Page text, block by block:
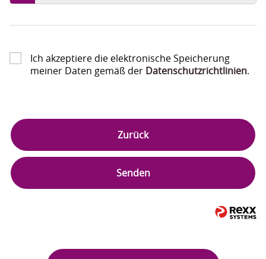
Ich akzeptiere die elektronische Speicherung
meiner Daten gemäß der Datenschutzrichtlinien.
Zurück
Senden